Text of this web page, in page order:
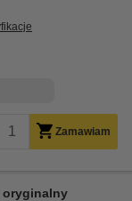
Zamawiam
oryginalny